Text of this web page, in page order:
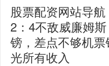
股票配资网站导
2：4不敌威廉姆
镑，差点不够机
光所有收入